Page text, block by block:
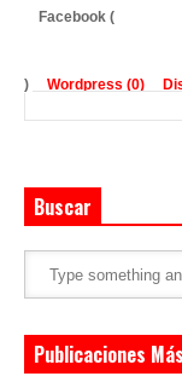
Facebook (
) Wordpress (0)
Buscar
Publicaciones